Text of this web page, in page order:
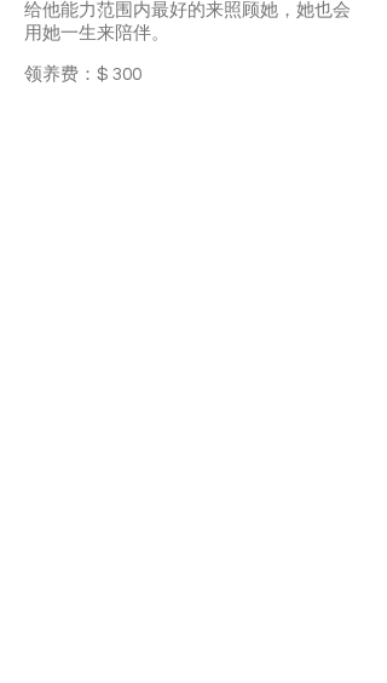
给他能力范围内最好的来照顾她，她也会
用她一生来陪伴。
领养费：$ 300